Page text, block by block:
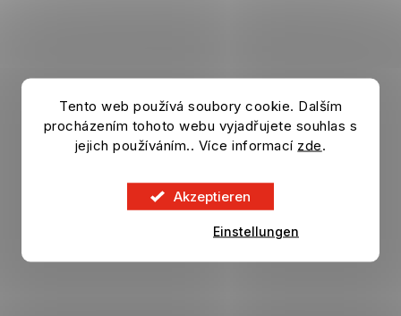
Tento web používá soubory cookie. Dalším
procházením tohoto webu vyjadřujete souhlas s
jejich používáním.. Více informací zde.
Akzeptieren
Einstellungen
Hausschuhe BARCELONA FC Rayas
Auf Lager